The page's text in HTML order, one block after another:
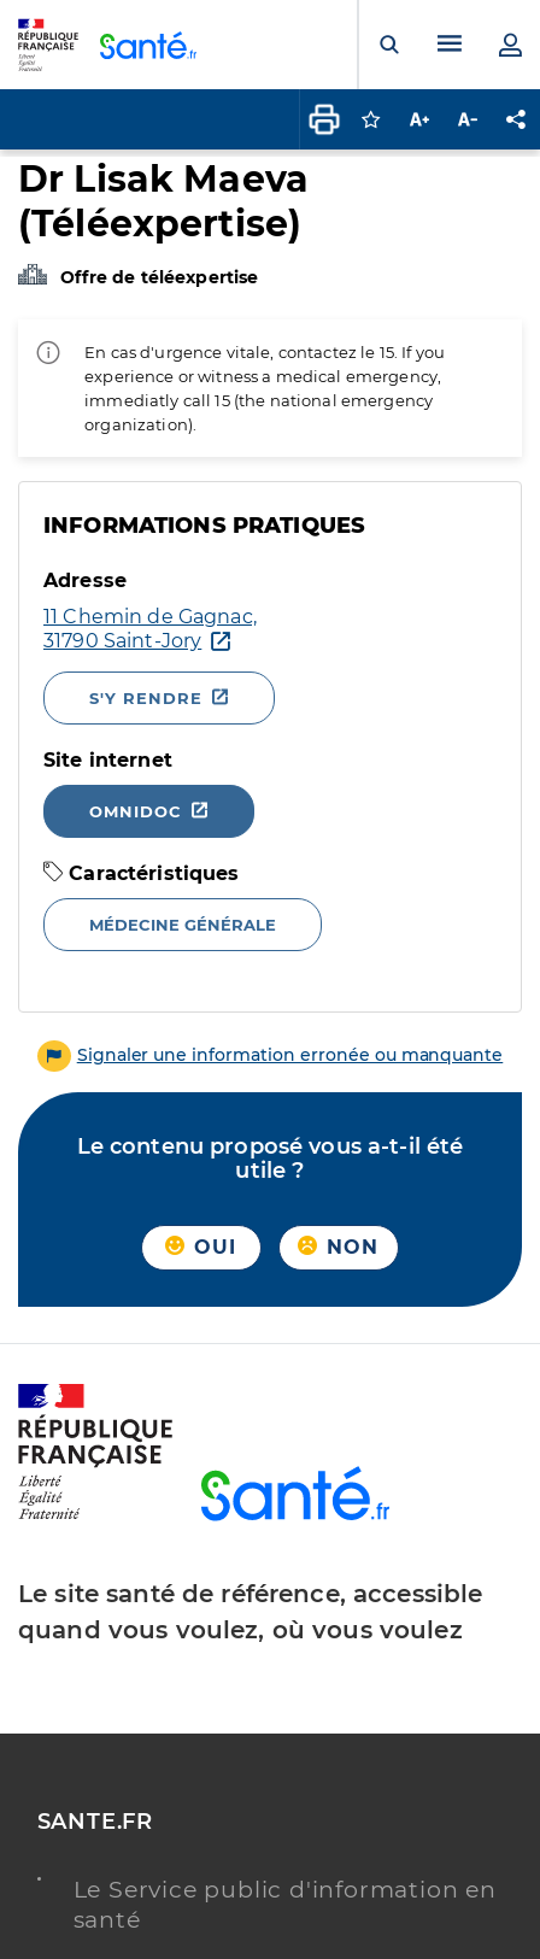
Ouvrir laMenu
Connectez-vous
Augmenter la
Dr Lisak Maeva
(Téléexpertise)
Offre de téléexpertise
En cas d'urgence vitale, contactez le 15. If you
experience or witness a medical emergency,
immediatly call 15 (the national emergency
organization).
INFORMATIONS PRATIQUES
Adresse
11 Chemin de Gagnac,
31790 Saint-Jory
S'Y RENDRE
Site internet
OMNIDOC
Caractéristiques
MÉDECINE GÉNÉRALE
Signaler une information erronée ou manquante
Le contenu proposé vous a-t-il été
utile ?
OUI NON
Le site santé de référence, accessible
quand vous voulez, où vous voulez
SANTE.FR
Le Service public d'information en
santé